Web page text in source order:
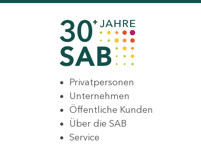
Privatpersonen
Unternehmen
Öffentliche Kunden
Über die SAB
Service